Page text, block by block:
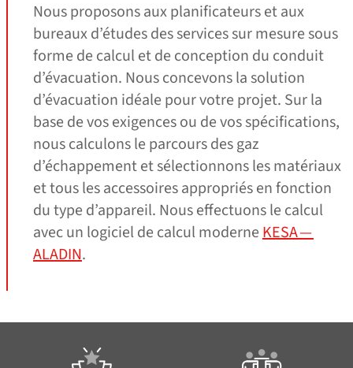
Nous proposons aux planificateurs et aux
bureaux d’études des services sur mesure sous
forme de calcul et de conception du conduit
d’évacuation. Nous concevons la solution
d’évacuation idéale pour votre projet. Sur la
base de vos exigences ou de vos spécifications,
nous calculons le parcours des gaz
d’échappement et sélectionnons les matériaux
et tous les accessoires appropriés en fonction
du type d’appareil. Nous effectuons le calcul
avec un logiciel de calcul moderneKESA —
ALADIN.